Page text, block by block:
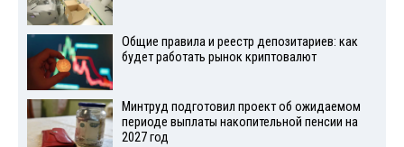
Общие правила и реестр депозитариев: как
будет работать рынок криптовалют
Минтруд подготовил проект об ожидаемом
периоде выплаты накопительной пенсии на
2027 год